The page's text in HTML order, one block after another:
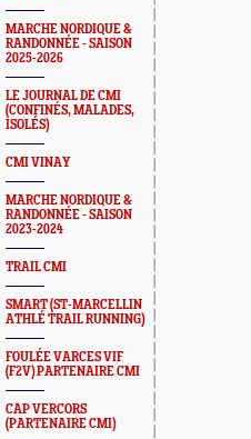
MARCHE NORDIQUE &
RANDONNÉE - SAISON
2025-2026
LE JOURNAL DE CMI
(CONFINÉS, MALADES,
ISOLÉS)
CMI VINAY
MARCHE NORDIQUE &
RANDONNÉE - SAISON
2023-2024
TRAIL CMI
SMART (ST-MARCELLIN
ATHLÉ TRAIL RUNNING)
FOULÉE VARCES VIF
(F2V) PARTENAIRE CMI
CAP VERCORS
(PARTENAIRE CMI)